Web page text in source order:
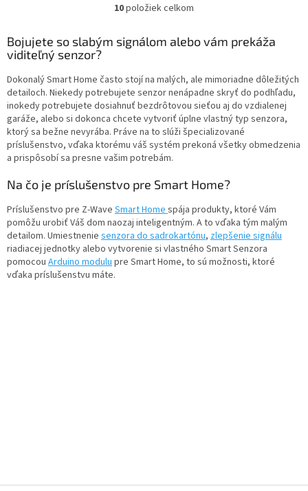
O
l
a
c
i
e
p
r
v
y
ý
p
i
s
u
10položiek celkom
Bojujete so slabým signálom alebo vám prekáža
viditeľný senzor?
Dokonalý Smart Home často stojí na malých, ale mimoriadne dôležitých
detailoch. Niekedy potrebujete senzor nenápadne skryť do podhľadu,
inokedy potrebujete dosiahnuť bezdrôtovou sieťou aj do vzdialenej
garáže, alebo si dokonca chcete vytvoriť úplne vlastný typ senzora,
ktorý sa bežne nevyrába. Práve na to slúži špecializované
príslušenstvo, vďaka ktorému váš systém prekoná všetky obmedzenia
a prispôsobí sa presne vašim potrebám.
Na čo je príslušenstvo pre Smart Home?
Príslušenstvo pre Z-Wave Smart Home spája produkty, ktoré Vám
pomôžu urobiť Váš dom naozaj inteligentným. A to vďaka tým malým
detailom. Umiestnenie senzora do sadrokartónu, zlepšenie signálu
riadiacej jednotky alebo vytvorenie si vlastného Smart Senzora
pomocou Arduino modulu pre Smart Home, to sú možnosti, ktoré
vďaka príslušenstvu máte.